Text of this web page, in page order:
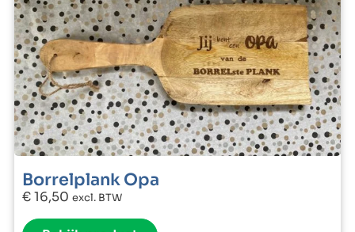
Borrelplank Opa
€16,50 excl. BTW